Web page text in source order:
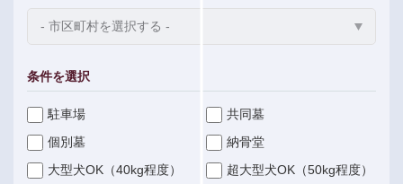
条件を選択
駐車場
共同墓
個別墓
納骨堂
大型犬OK（40kg程度）
超大型犬OK（50kg程度）